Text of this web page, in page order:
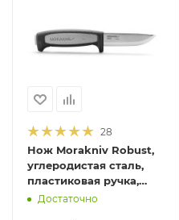
28
Нож Morakniv Robust,
углеродистая сталь,
пластиковая ручка,
12249
Достаточно